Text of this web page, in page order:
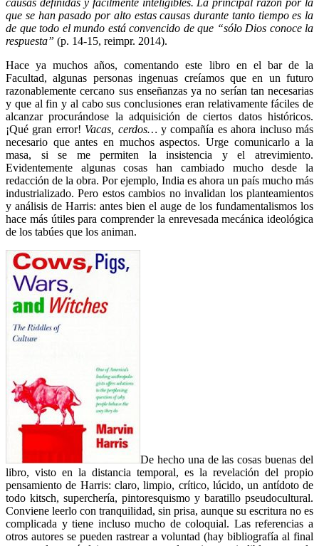
que se han pasado por alto estas causas durante tanto tiempo es la
de que todo el mundo está convencido de que “sólo Dios conoce la
respuesta” (p. 14-15, reimpr. 2014).
Hace ya muchos años, comentando este libro en el bar de la
Facultad, algunas personas ingenuas creíamos que en un futuro
razonablemente cercano sus enseñanzas ya no serían tan necesarias
y que al fin y al cabo sus conclusiones eran relativamente fáciles de
alcanzar procurándose la adquisición de ciertos datos históricos.
¡Qué gran error! Vacas, cerdos… y compañía es ahora incluso más
necesario que antes en muchos aspectos. Urge comunicarlo a la
masa, si se me permiten la insistencia y el atrevimiento.
Evidentemente algunas cosas han cambiado mucho desde la
redacción de la obra. Por ejemplo, India es ahora un país mucho más
industrializado. Pero estos cambios no invalidan los planteamientos
y análisis de Harris: antes bien el auge de los fundamentalismos los
hace más útiles para comprender la enrevesada mecánica ideológica
de los tabúes que los animan.
De hecho una de las cosas buenas del
libro, visto en la distancia temporal, es la revelación del propio
pensamiento de Harris: claro, limpio, crítico, lúcido, un antídoto de
todo kitsch, superchería, pintoresquismo y baratillo pseudocultural.
Conviene leerlo con tranquilidad, sin prisa, aunque su escritura no es
complicada y tiene incluso mucho de coloquial. Las referencias a
otros autores se pueden rastrear a voluntad (hay bibliografía al final